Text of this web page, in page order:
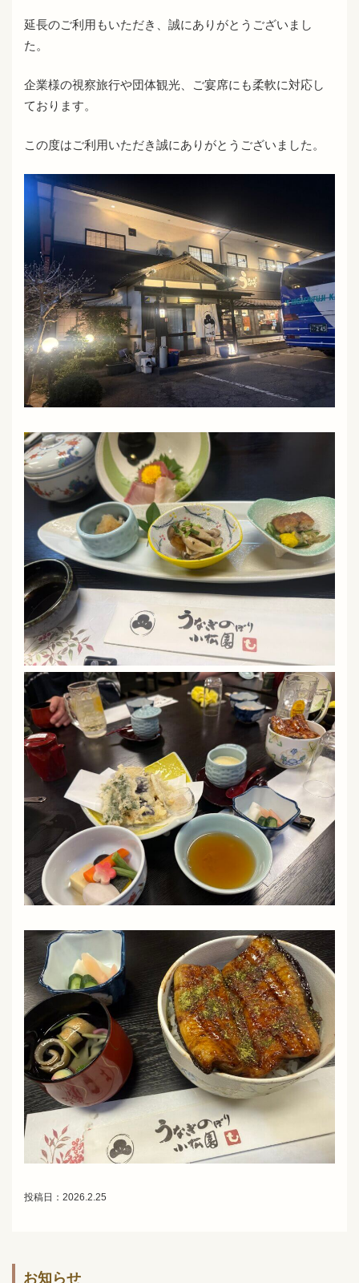
延長のご利用もいただき、誠にありがとうございまし
た。
企業様の視察旅行や団体観光、ご宴席にも柔軟に対応し
ております。
この度はご利用いただき誠にありがとうございました。
投稿日：2026.2.25
お知らせ